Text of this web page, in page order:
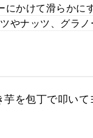
かけて滑らかにす
やナッツ、グラノ
を包丁で叩い